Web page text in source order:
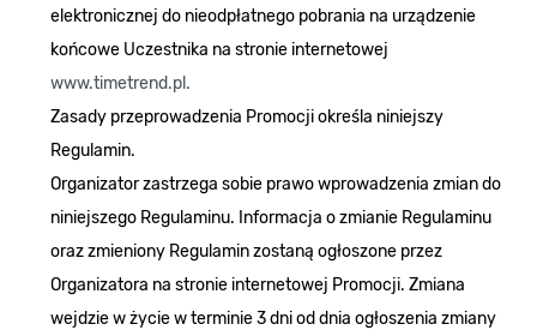
elektronicznej do nieodpłatnego pobrania na urządzenie
końcowe Uczestnika na stronie internetowej
www.timetrend.pl.
Zasady przeprowadzenia Promocji określa niniejszy
Regulamin.
Organizator zastrzega sobie prawo wprowadzenia zmian do
niniejszego Regulaminu. Informacja o zmianie Regulaminu
oraz zmieniony Regulamin zostaną ogłoszone przez
Organizatora na stronie internetowej Promocji. Zmiana
wejdzie w życie w terminie 3 dni od dnia ogłoszenia zmiany